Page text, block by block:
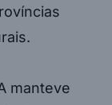
manteve